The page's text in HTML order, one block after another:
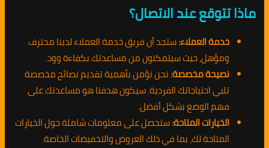
ماذا تتوقع عند الاتصال؟
خدمة العملاء:ستجد أن فريق خدمة العملاء لدينا محترف
ومؤهل، حيث سيتمكنون من مساعدتك بكفاءة وود.
نصيحة مخصصة:نحن نؤمن بأهمية تقديم نصائح مخصصة
تلبي احتياجاتك الفردية. سيكون هدفنا هو مساعدتك على
فهم الوضع بشكل أفضل.
الخيارات المتاحة:ستحصل على معلومات شاملة حول الخيارات
المتاحة لك، بما في ذلك العروض والتخفيضات الخاصة.